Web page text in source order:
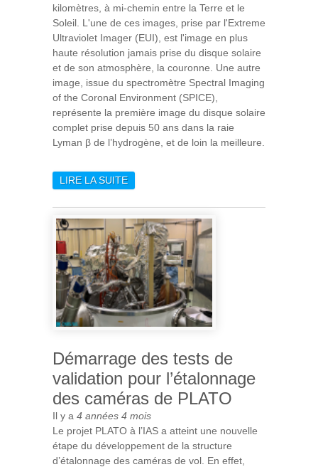
kilomètres, à mi-chemin entre la Terre et le
Soleil. L'une de ces images, prise par l'Extreme
Ultraviolet Imager (EUI), est l'image en plus
haute résolution jamais prise du disque solaire
et de son atmosphère, la couronne. Une autre
image, issue du spectromètre Spectral Imaging
of the Coronal Environment (SPICE),
représente la première image du disque solaire
complet prise depuis 50 ans dans la raie
Lyman β de l’hydrogène, et de loin la meilleure.
LIRE LA SUITEDE ZOOM SUR LE SOLEIL
Démarrage des tests de
validation pour l’étalonnage
des caméras de PLATO
Il y a 4 années 4 mois
Le projet PLATO à l’IAS a atteint une nouvelle
étape du développement de la structure
d’étalonnage des caméras de vol. En effet,